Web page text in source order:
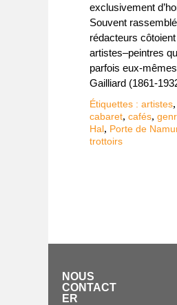
exclusivement
Souvent
rédacteurs
artistes–peintres
parfois eux-
Gailliard (1861-
Étiquettes : artistes,
cabaret, cafés,
Hal, Porte de
trottoirs
NOUS
CONTACT
ER